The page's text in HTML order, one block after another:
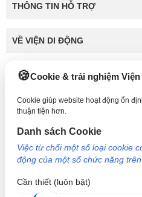
Cookie & trải nghiệm
Cookie giúp website hoạt động ổn
thuận tiện hơn.
Danh sách Cookie
Việc từ chối một số loại cookie
động của một số chức năng
Cần thiết (luôn bật)
THÔNG TIN HỖ TRỢ
VỀ VIỆN DI ĐỘNG
KẾT NỐI VỚI
Định, TP HCM. Mã số doanh nghiệp:
kế hoạch và đầu tư TP Hồ Chí Minh. Giám
(miễn phí) - Email: cskh@viendidong.com -